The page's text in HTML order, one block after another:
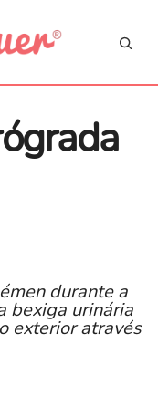
durante a
bexiga urinária
exterior através